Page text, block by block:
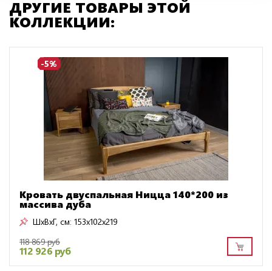
ДРУГИЕ ТОВАРЫ ЭТОЙ
КОЛЛЕКЦИИ:
-5%
Кровать двуспальная Ницца 140*200 из
массива дуба
ШxВxГ, см: 153x102x219
118 869 руб
112 926 руб